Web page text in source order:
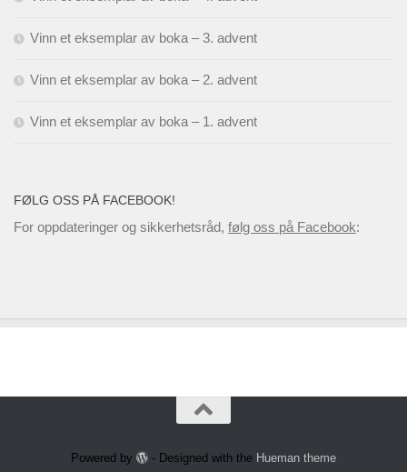
Vinn et eksemplar av boka – 3. advent
Vinn et eksemplar av boka – 2. advent
Vinn et eksemplar av boka – 1. advent
FØLG OSS PÅ FACEBOOK!
For oppdateringer og sikkerhetsråd, følg oss på Facebook:
Powered by - Designed with the Hueman theme